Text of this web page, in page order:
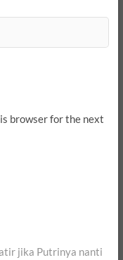
browser for the next
jika Putrinya nanti